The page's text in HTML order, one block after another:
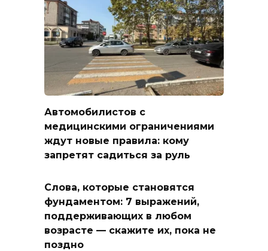
Автомобилистов с
медицинскими ограничениями
ждут новые правила: кому
запретят садиться за руль
Слова, которые становятся
фундаментом: 7 выражений,
поддерживающих в любом
возрасте — скажите их, пока не
поздно